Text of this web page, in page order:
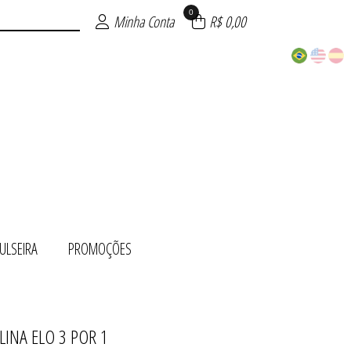
Minha Conta 0 R$ 0,00
PROMOÇÕES
ELO 3 POR 1